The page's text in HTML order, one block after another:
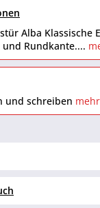
Alba Klassische
Rundkante....
und schreiben mehr